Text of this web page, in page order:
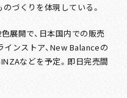
づくりを体現している。
展開で、日本国内での販売
インストア、New Balanceの
などを予定。即日完売間